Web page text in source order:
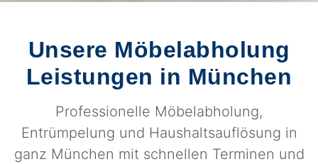
Unsere Möbelabholung
Leistungen in München
Professionelle Möbelabholung,
Entrümpelung und Haushaltsauflösung in
ganz München mit schnellen Terminen und